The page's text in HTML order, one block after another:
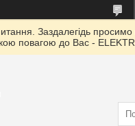
Заздалегідь
повагою до Ваc -